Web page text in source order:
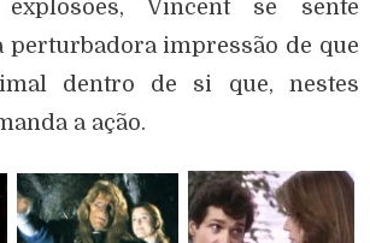
Vincent se sente
perturbadora impressão de que
dentro de si que, nestes
a ação.